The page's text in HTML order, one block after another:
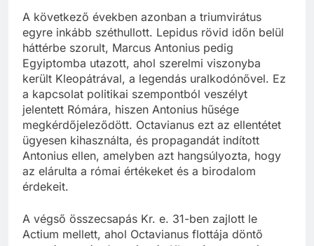
A következő években azonban a triumvirátus
egyre inkább széthullott. Lepidus rövid időn belül
háttérbe szorult, Marcus Antonius pedig
Egyiptomba utazott, ahol szerelmi viszonyba
került Kleopátrával, a legendás uralkodónővel. Ez
a kapcsolat politikai szempontból veszélyt
jelentett Rómára, hiszen Antonius hűsége
megkérdőjeleződött. Octavianus ezt az ellentétet
ügyesen kihasználta, és propagandát indított
Antonius ellen, amelyben azt hangsúlyozta, hogy
az elárulta a római értékeket és a birodalom
érdekeit.
A végső összecsapás Kr. e. 31-ben zajlott le
Actium mellett, ahol Octavianus flottája döntő